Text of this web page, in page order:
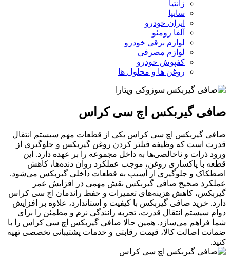
زانتیا
سایپا
ایران خودرو
آلفا رومئو
لوازم برقی خودرو
لوازم مصرفی
کفپوش خودرو
روغن ها و محلول ها
صافی گیربکس اچ سی کراس
صافی گیربکس اچ سی کراس یکی از قطعات مهم سیستم انتقال
قدرت است که وظیفه فیلتر کردن روغن گیربکس و جلوگیری از
ورود ذرات و ناخالصی‌ها به داخل مجموعه را بر عهده دارد. این
قطعه با پاکسازی روغن، موجب عملکرد روان دنده‌ها، کاهش
اصطکاک و جلوگیری از آسیب به قطعات داخلی گیربکس می‌شود.
عملکرد صحیح صافی گیربکس نقش مهمی در افزایش عمر
گیربکس، کاهش هزینه‌های تعمیرات و حفظ راندمان اچ سی کراس
دارد. خرید صافی گیربکس با کیفیت و استاندارد، علاوه بر افزایش
دوام سیستم انتقال قدرت، تجربه رانندگی نرم و مطمئن را برای
شما فراهم می‌سازد. همین حالا صافی گیربکس اچ سی کراس را با
ضمانت اصالت کالا، قیمت رقابتی و خدمات پشتیبانی تخصصی تهیه
کنید.